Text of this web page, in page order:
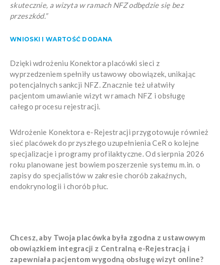
skutecznie, a wizyta w ramach NFZ odbędzie się bez
przeszkód.”
WNIOSKI I WARTOŚĆ DODANA
Dzięki wdrożeniu Konektora placówki sieci z
wyprzedzeniem spełniły ustawowy obowiązek, unikając
potencjalnych sankcji NFZ. Znacznie też ułatwiły
pacjentom umawianie wizyt w ramach NFZ i obsługę
całego procesu rejestracji.
Wdrożenie Konektora e-Rejestracji przygotowuje również
sieć placówek do przyszłego uzupełnienia CeR o kolejne
specjalizacje i programy profilaktyczne. Od sierpnia 2026
roku planowane jest bowiem poszerzenie systemu m.in. o
zapisy do specjalistów w zakresie chorób zakaźnych,
endokrynologii i chorób płuc.
Chcesz, aby Twoja placówka była zgodna z ustawowym
obowiązkiem integracji z Centralną e-Rejestracją i
zapewniała pacjentom wygodną obsługę wizyt online?